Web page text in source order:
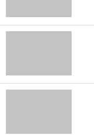
欧元区6月
46.10 亿元